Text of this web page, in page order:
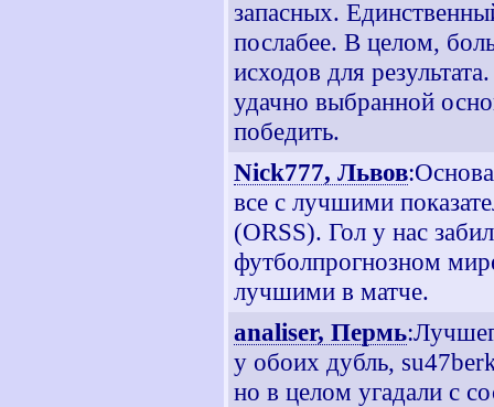
запасных.
послабее. В целом,
исходов для
удачно выбранной
победить.
Nick777, Львов
все с лучшими
(ORSS). Гол у нас
футболпрогнозном
лучшими в матче.
analiser, Пермь
у обоих дубль,
но в целом угадали с